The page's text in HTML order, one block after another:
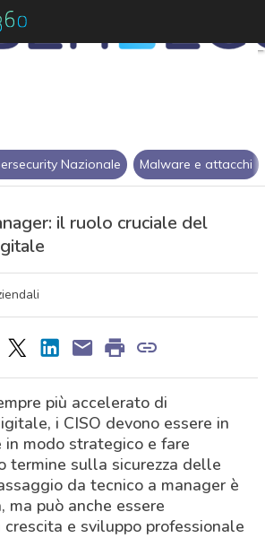
Nazionale Malware e attacchi
il ruolo cruciale del
più accelerato di
i CISO devono essere in
in modo strategico e fare
termine sulla sicurezza delle
da tecnico a manager è
ma può anche essere
crescita e sviluppo professionale